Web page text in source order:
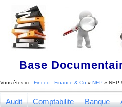
Base
Vous êtes ici : Finceo - Finance & Co » NEP » NEP
Audit Comptabilite Banque